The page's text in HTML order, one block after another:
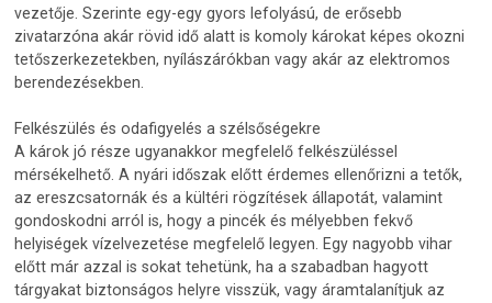
vezetője. Szerinte egy-egy gyors lefolyású, de erősebb
zivatarzóna akár rövid idő alatt is komoly károkat képes okozni
tetőszerkezetekben, nyílászárókban vagy akár az elektromos
berendezésekben.
Felkészülés és odafigyelés a szélsőségekre
A károk jó része ugyanakkor megfelelő felkészüléssel
mérsékelhető. A nyári időszak előtt érdemes ellenőrizni a tetők,
az ereszcsatornák és a kültéri rögzítések állapotát, valamint
gondoskodni arról is, hogy a pincék és mélyebben fekvő
helyiségek vízelvezetése megfelelő legyen. Egy nagyobb vihar
előtt már azzal is sokat tehetünk, ha a szabadban hagyott
tárgyakat biztonságos helyre visszük, vagy áramtalanítjuk az